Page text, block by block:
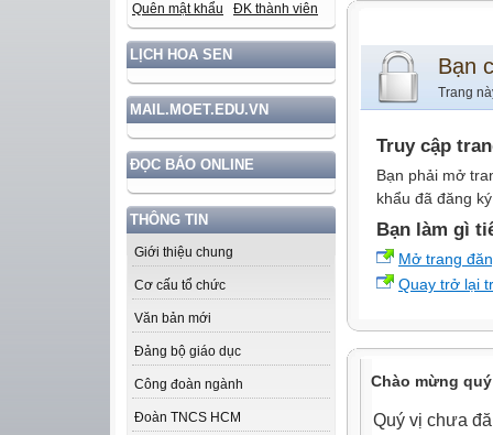
Quên mật khẩu ĐK thành viên
LỊCH HOA SEN
MAIL.MOET.EDU.VN
ĐỌC BÁO ONLINE
THÔNG TIN
Giới thiệu chung
Cơ cấu tổ chức
Văn bản mới
Đảng bộ giáo dục
Công đoàn ngành
Đoàn TNCS HCM
Bạn
Trang
Truy cập
Bạn phải mở
khẩu đã đăng
Bạn làm gì
Mở trang
Quay trở lại
Chào mừng quý
Quý vị chưa